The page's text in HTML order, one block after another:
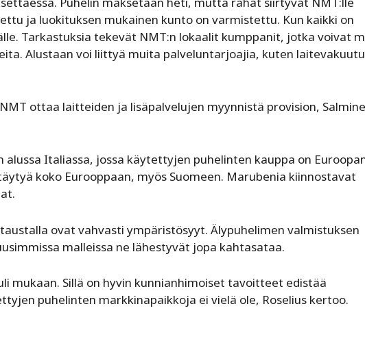
ja luokituksen mukainen kunto on varmistettu. Kun kaikki on
Tarkastuksia tekevät NMT:n lokaalit kumppanit, jotka voivat
Alustaan voi liittyä muita palveluntarjoajia, kuten
ottaa laitteiden ja lisäpalvelujen myynnistä provision,
Italiassa, jossa käytettyjen puhelinten kauppa on
koko Eurooppaan, myös Suomeen. Marubenia kiinnostavat
ovat vahvasti ympäristösyyt. Älypuhelimen valmistuksen
malleissa ne lähestyvät jopa kahtasataa.
mukaan. Sillä on hyvin kunnianhimoiset tavoitteet edistää
puhelinten markkinapaikkoja ei vielä ole, Roselius kertoo.